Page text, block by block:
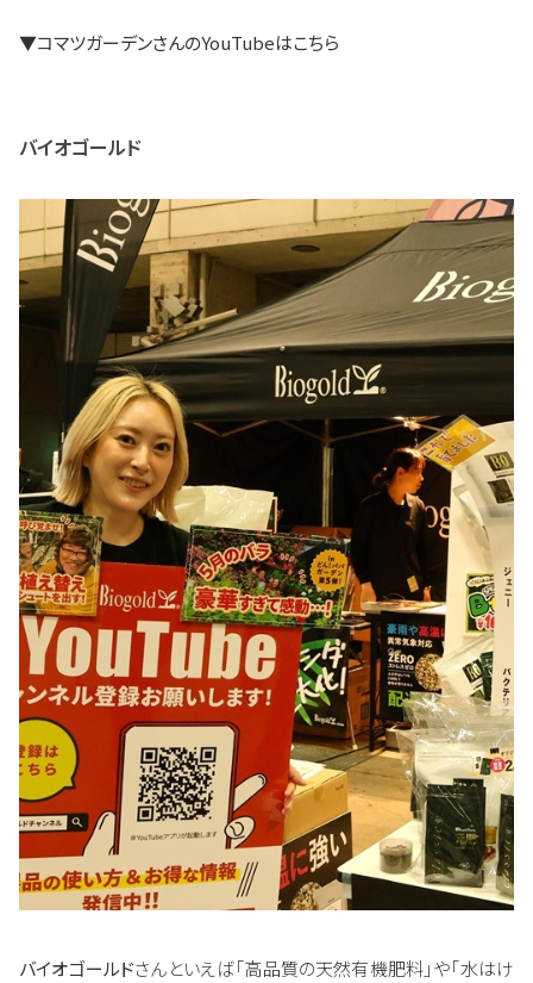
▼コマツガーデンさんのYouTubeはこちら
バイオゴールド
バイオゴールドさんといえば「高品質の天然有機肥料」や「水はけ